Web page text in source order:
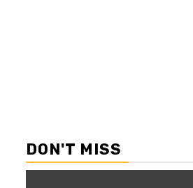
DON'T MISS